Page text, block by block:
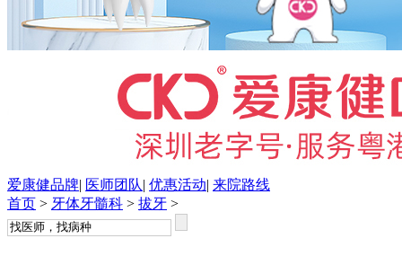
爱康健品牌| 医师团队| 优惠活动| 来院路线
首页 > 牙体牙髓科 > 拔牙 >